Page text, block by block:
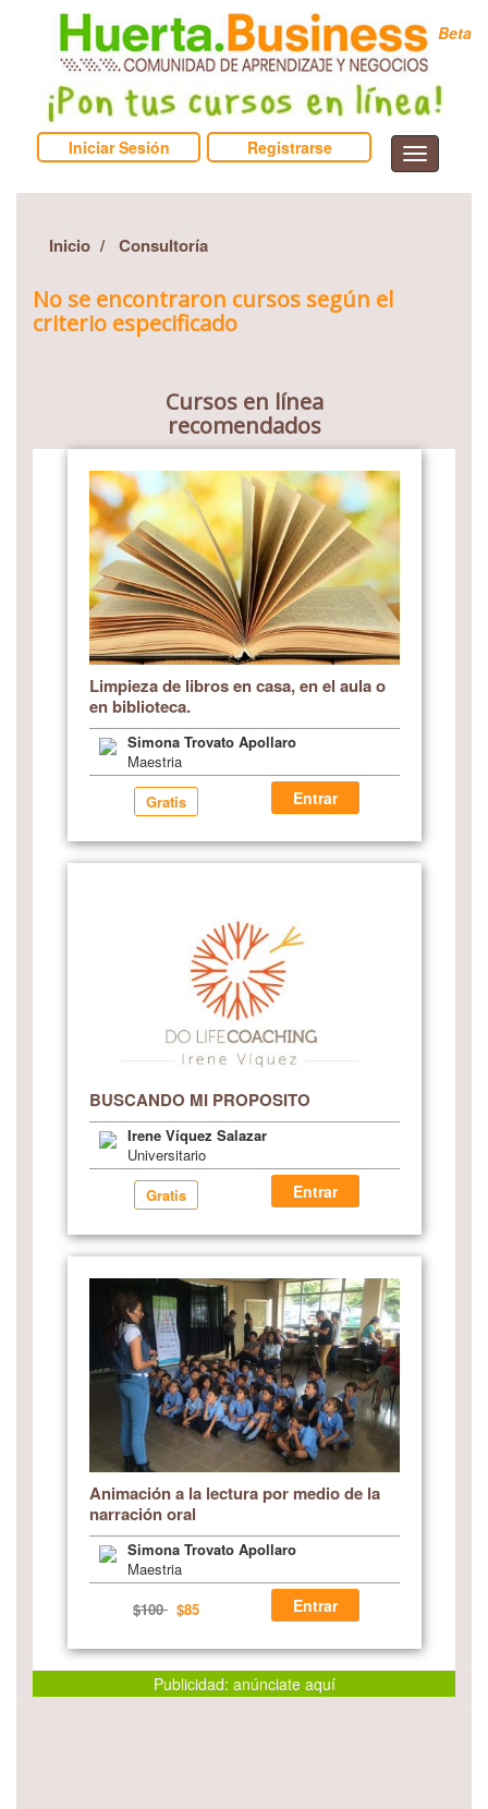
Beta
Registrarse
Iniciar Sesión
Inicio Consultoría
No se encontraron cursos según el
criterio especificado
Cursos en línea
recomendados
Limpieza de libros en casa, en el aula o
en biblioteca.
Simona Trovato Apollaro
Maestria
Gratis
Entrar
BUSCANDO MI PROPOSITO
Irene Víquez Salazar
Universitario
Gratis
Entrar
Animación a la lectura por medio de la
narración oral
Simona Trovato Apollaro
Maestria
$100$85 Entrar
Publicidad: anúnciate aquí